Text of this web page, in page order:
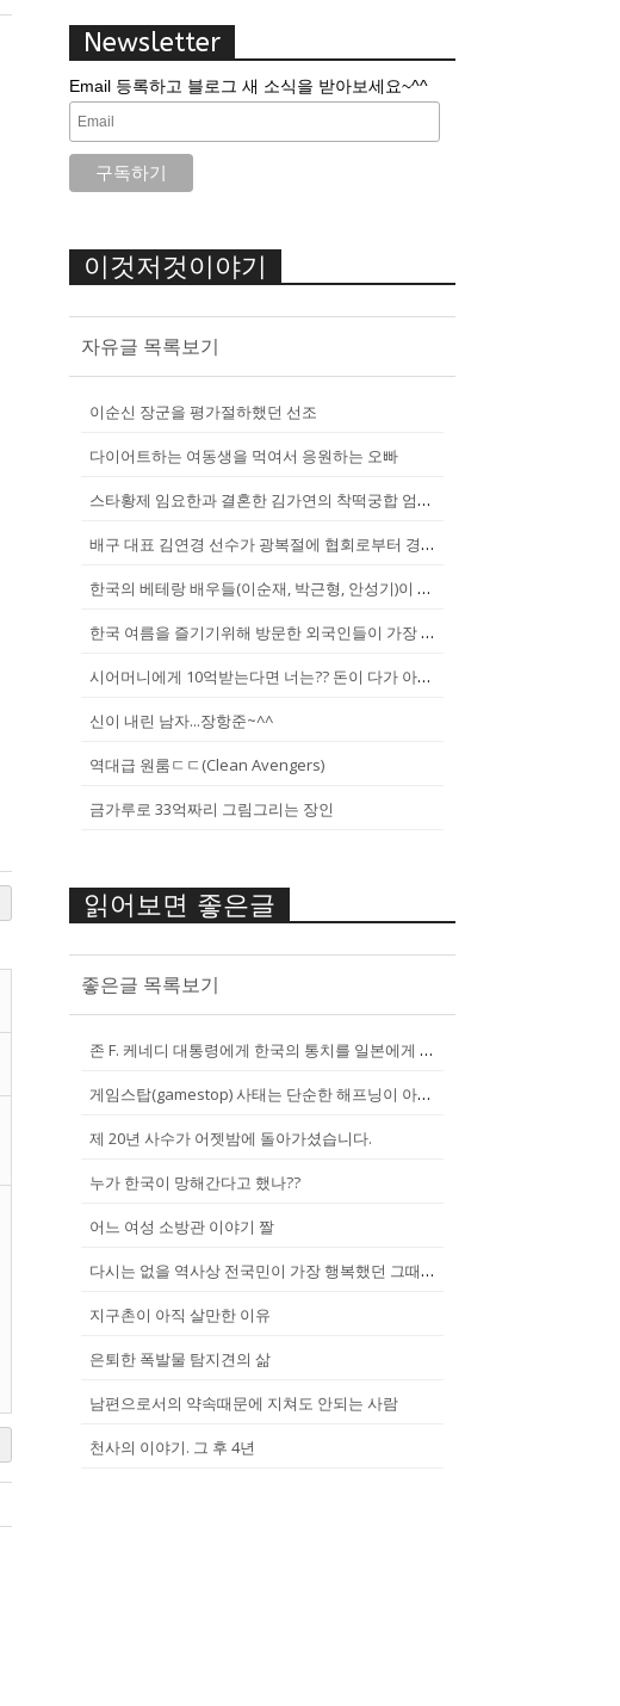
Newsletter
Email 등록하고 블로그 새 소식을 받아보세요~^^
이것저것이야기
자유글 목록보기
이순신 장군을 평가절하했던 선조
다이어트하는 여동생을 먹여서 응원하는 오빠
스타황제 임요한과 결혼한 김가연의 착떡궁합 엄마 내조
배구 대표 김연경 선수가 광복절에 협회로부터 경고를 받았던 이유
한국의 베테랑 배우들(이순재, 박근형, 안성기)이 말하는 젊은 배우들
한국 여름을 즐기기위해 방문한 외국인들이 가장 신기하게 느끼는 것(암내가...
시어머니에게 10억받는다면 너는?? 돈이 다가 아냐~날 성장 시켜줄 남자...
신이 내린 남자...장항준~^^
역대급 원룸ㄷㄷ(Clean Avengers)
금가루로 33억짜리 그림그리는 장인
읽어보면 좋은글
좋은글 목록보기
존 F. 케네디 대통령에게 한국의 통치를 일본에게 넘기는걸 반대한 펄벅 ...
게임스탑(gamestop) 사태는 단순한 해프닝이 아니다.
제 20년 사수가 어젯밤에 돌아가셨습니다.
누가 한국이 망해간다고 했나??
어느 여성 소방관 이야기 짤
다시는 없을 역사상 전국민이 가장 행복했던 그때.(2002년...한일월드...
지구촌이 아직 살만한 이유
은퇴한 폭발물 탐지견의 삶
남편으로서의 약속때문에 지쳐도 안되는 사람
천사의 이야기. 그 후 4년